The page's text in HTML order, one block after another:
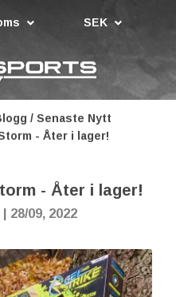
SEK
/ Senaste Nytt
- Åter i lager!
- Åter i lager!
28/09, 2022